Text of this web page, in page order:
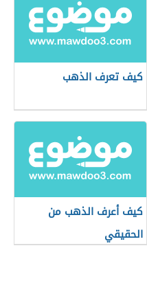
كيف تعرف الذهب
كيف أعرف الذهب من
الحقيقي